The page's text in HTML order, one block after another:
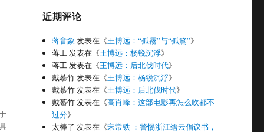
近期评论
蒋音象 发表在《王博远：“孤霧”与“孤鶩”》
蒋工发表在《王博远：杨锐沉浮》
蒋工发表在《王博远：后北伐时代》
戴慕竹发表在《王博远：杨锐沉浮》
戴慕竹发表在《王博远：后北伐时代》
戴慕竹发表在《高肖峰：这部电影再怎么吹都不
过分》
太棒了 发表在《宋常铁 ：警惕浙江缙云倡议书，